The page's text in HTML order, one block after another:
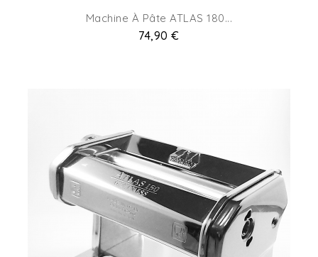
Machine À Pâte ATLAS 180...
Pret
74,90 €